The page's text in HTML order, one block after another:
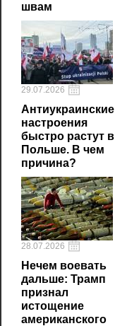
швам
29.07.2026
Антиукраинские
настроения
быстро растут в
Польше. В чем
причина?
28.07.2026
Нечем воевать
дальше: Трамп
признал
истощение
американского